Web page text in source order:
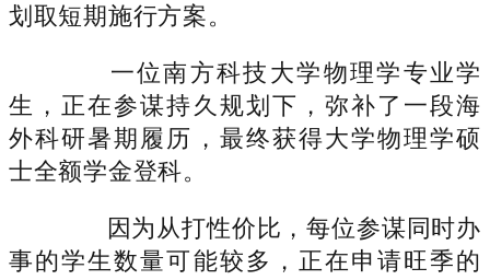
划取短期施行方案。
一位南方科技大学物理学专业学
生，正在参谋持久规划下，弥补了一段海
外科研暑期履历，最终获得大学物理学硕
士全额学金登科。
因为从打性价比，每位参谋同时办
事的学生数量可能较多，正在申请旺季的